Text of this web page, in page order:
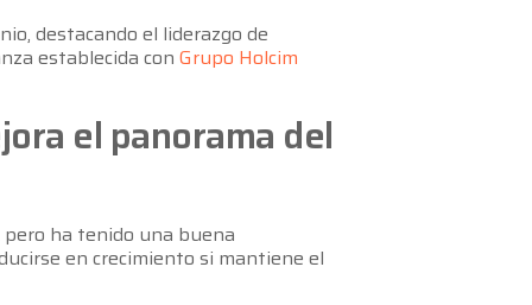
destacando el liderazgo de
establecida con Grupo Holcim
el panorama del
ha tenido una buena
en crecimiento si mantiene el